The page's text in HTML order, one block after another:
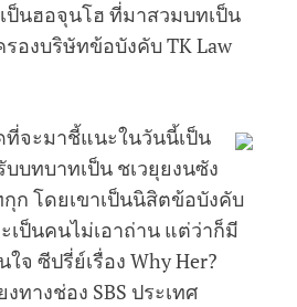
ป็นฮอจุนโฮ ที่มาสวมบทเป็น
องบริษัทข้อบังคับ TK Law
จะมาชี้แนะในวันนี้เป็น
บทบาทเป็น ชเวยุยงนซัง
ก โดยเขาเป็นนิสิตข้อบังคับ
เป็นคนไม่เอาถ่าน แต่ว่าก็มี
จ ซีปรี่ย์เรื่อง Why Her?
ทางช่อง SBS ประเทศ